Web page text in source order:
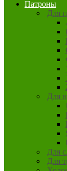
Патроны
Для
Для
Для
Для